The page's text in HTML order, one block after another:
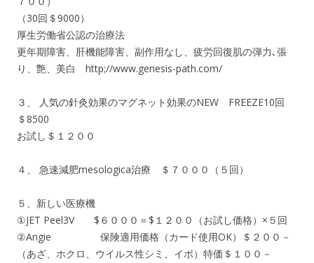
（30回＄9000）
厚生労働省公認の治療法
更年期障害、肝機能障害、副作用なし、疲労回復肌の弾力､張
り、艶、美白 http;//www.genesis-path.com/
３、 人気の針灸効果のマグネット効果のNEW FREEZE10回
＄8500
お試し＄１２００
４、 急速減肥mesologica治療 ＄７０００（５回）
５、新しい医療機
①JET Peel3V $６０００＝$１２００（お試し価格）×５回
②Angie 保険適用価格（カード使用OK）＄２００－
（あざ、ホクロ、ウイルス性シミ、イボ）特価＄１００－